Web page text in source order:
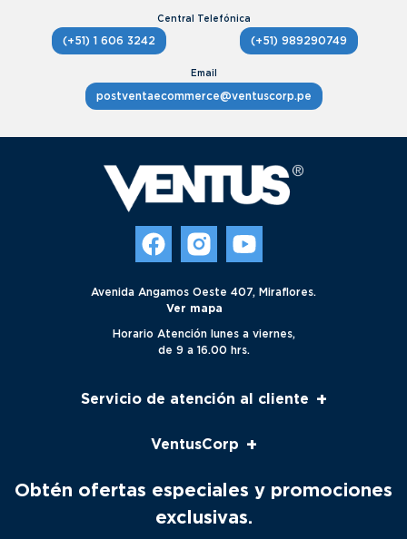
(+51) 1 606 3242 (+51) 989290749
postventaecommerce@ventuscorp.pe
Avenida Angamos Oeste 407, Miraflores.
Ver mapa
Horario Atención lunes a viernes,
de 9 a 16.00 hrs.
Servicio de atención al cliente +
Seguimiento
Solicitud Servicio Técnico
Trabaja Con Nosotros
VentusCorp +
Productos
Marcas
Obtén ofertas especiales y promociones
exclusivas.